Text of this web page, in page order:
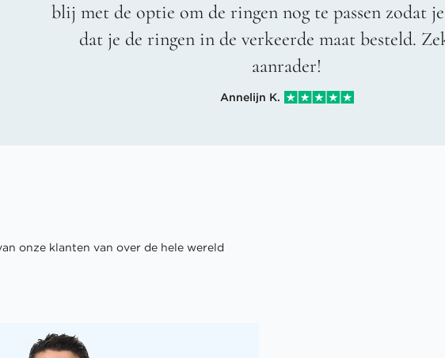
blij met de optie om de ringen nog te passen zodat
dat je de ringen in de verkeerde maat besteld.
aanrader!
Annelijn K.
onze klanten van over de hele wereld